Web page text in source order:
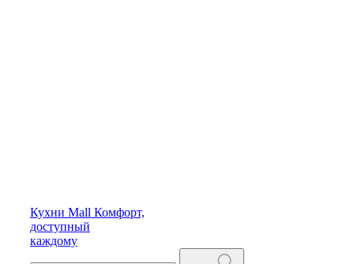
Кухни Mall Комфорт,
доступный
каждому